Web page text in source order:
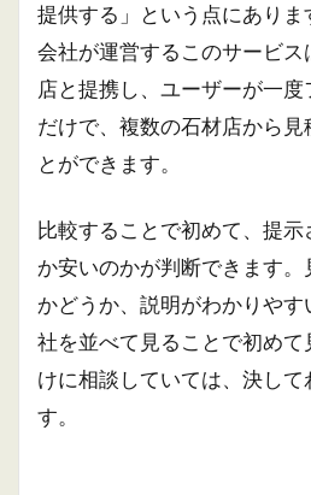
提供する」という点にあり
会社が運営するこのサービ
店と提携し、ユーザーが一
だけで、複数の石材店から見
とができます。
比較することで初めて、提
か安いのかが判断できます
かどうか、説明がわかりや
社を並べて見ることで初め
けに相談していては、決し
す。